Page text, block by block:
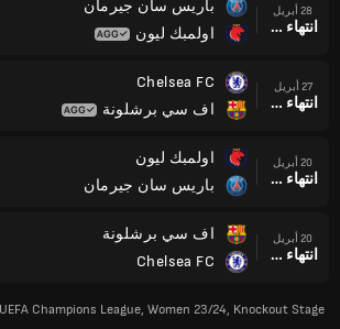
28 أبريل
انتهاء وقت المباراة
باريس سان جيرمان
اولمبك ليون
27 أبريل
انتهاء وقت المباراة
Chelsea FC
اف سي برشلونة
20 أبريل
انتهاء وقت المباراة
اولمبك ليون
باريس سان جيرمان
20 أبريل
انتهاء وقت المباراة
اف سي برشلونة
Chelsea FC
UEFA Champions League, Women 23/24, Knockout Stage